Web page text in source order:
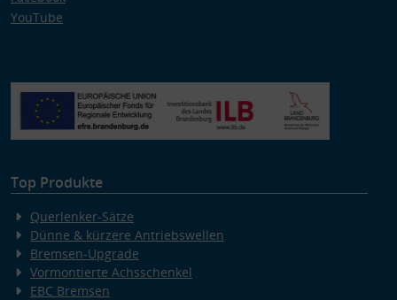
YouTube
Top Produkte
Querlenker-Sätze
Dünne & kürzere Antriebswellen
Bremsen-Upgrade
Vormontierte Achsschenkel
EBC Bremsen